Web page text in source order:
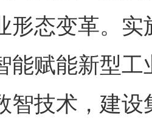
形态变革。
能赋能新型
智技术，建